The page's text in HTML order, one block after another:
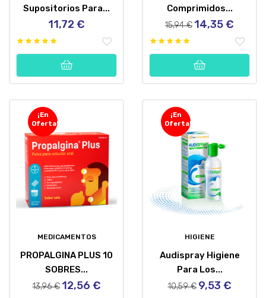
Supositorios Para...
Precio
11,72 €
Comprimidos...
Precio
15,94 € Precio
14,35 €
¡En
Oferta!
MEDICAMENTOS
PROPALGINA PLUS 10
SOBRES...
Precio
13,96 € Precio
12,56 €
¡En
Oferta!
HIGIENE
Audispray Higiene
Para Los...
Precio
10,59 € Precio
9,53 €